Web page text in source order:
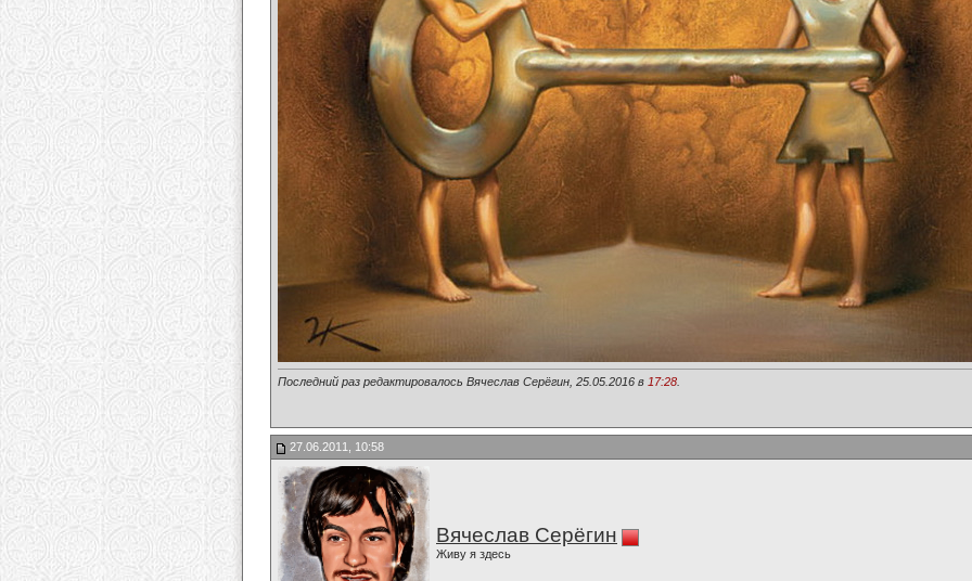
Последний раз редактировалось Вячеслав Серёгин, 25.05.2016 в 17:28
27.06.2011, 10:58
Вячеслав Серёгин
Живу я здесь